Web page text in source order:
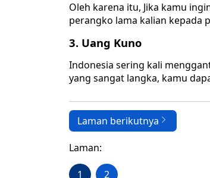
Oleh karena itu, Jika kamu
perangko lama kalian kepada
3. Uang Kuno
Indonesia sering kali
yang sangat langka, kamu
Laman berikutnya
Laman:
1 2